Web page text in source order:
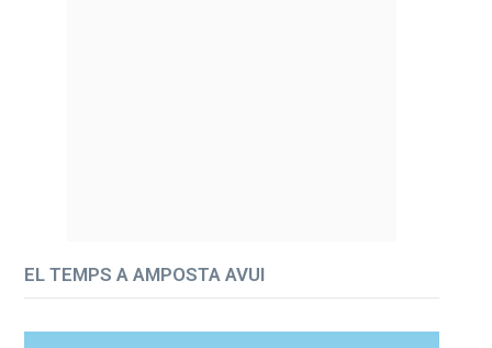
EL TEMPS A AMPOSTA AVUI